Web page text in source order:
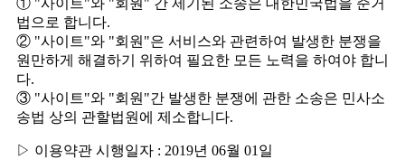
법으로 합니다.
② "사이트"와 "회원"은 서비스와 관련하여 발생한 분쟁을
원만하게 해결하기 위하여 필요한 모든 노력을 하여야 합니
다.
③ "사이트"와 "회원"간 발생한 분쟁에 관한 소송은 민사소
송법 상의 관할법원에 제소합니다.
▷ 이용약관 시행일자 : 2019년 06월 01일